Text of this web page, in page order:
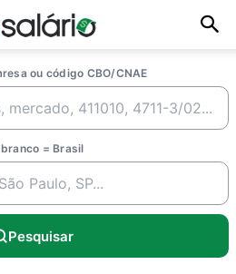
ou código CBO/CNAE
branco = Brasil
Pesquisar